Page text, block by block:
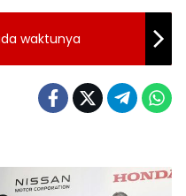
waktunya